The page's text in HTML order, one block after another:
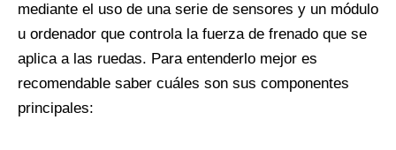
mediante el uso de una serie de sensores y un módulo
u ordenador que controla la fuerza de frenado que se
aplica a las ruedas. Para entenderlo mejor es
recomendable saber cuáles son sus componentes
principales: